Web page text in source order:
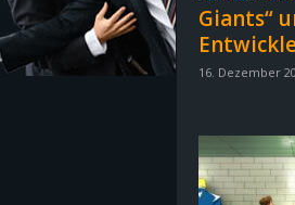
e
n
Giants“
16. Dezember